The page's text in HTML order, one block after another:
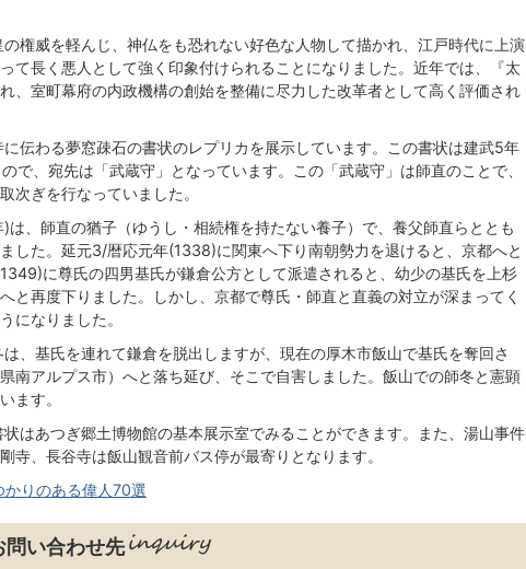
権威を軽んじ、神仏をも恐れない好色な人物して描かれ、江戸時代に上演
て長く悪人として強く印象付けられることになりました。近年では、『太
、室町幕府の内政機構の創始を整備に尽力した改革者として高く評価され
伝わる夢窓疎石の書状のレプリカを展示しています。この書状は建武5年
で、宛先は「武蔵守」となっています。この「武蔵守」は師直のことで、
次ぎを行なっていました。
、師直の猶子（ゆうし・相続権を持たない養子）で、養父師直らととも
した。延元3/暦応元年(1338)に関東へ下り南朝勢力を退けると、京都へと
に尊氏の四男基氏が鎌倉公方として派遣されると、幼少の基氏を上杉
と再度下りました。しかし、京都で尊氏・師直と直義の対立が深まってく
になりました。
、基氏を連れて鎌倉を脱出しますが、現在の厚木市飯山で基氏を奪回さ
南アルプス市）へと落ち延び、そこで自害しました。飯山での師冬と憲顕
ます。
はあつぎ郷土博物館の基本展示室でみることができます。また、湯山事件
寺、長谷寺は飯山観音前バス停が最寄りとなります。
りのある偉人70選
問い合わせ先